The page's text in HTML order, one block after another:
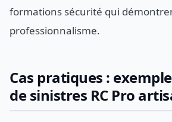
formations sécurité qui
professionnalisme.
Cas pratiques :
de sinistres RC Pro